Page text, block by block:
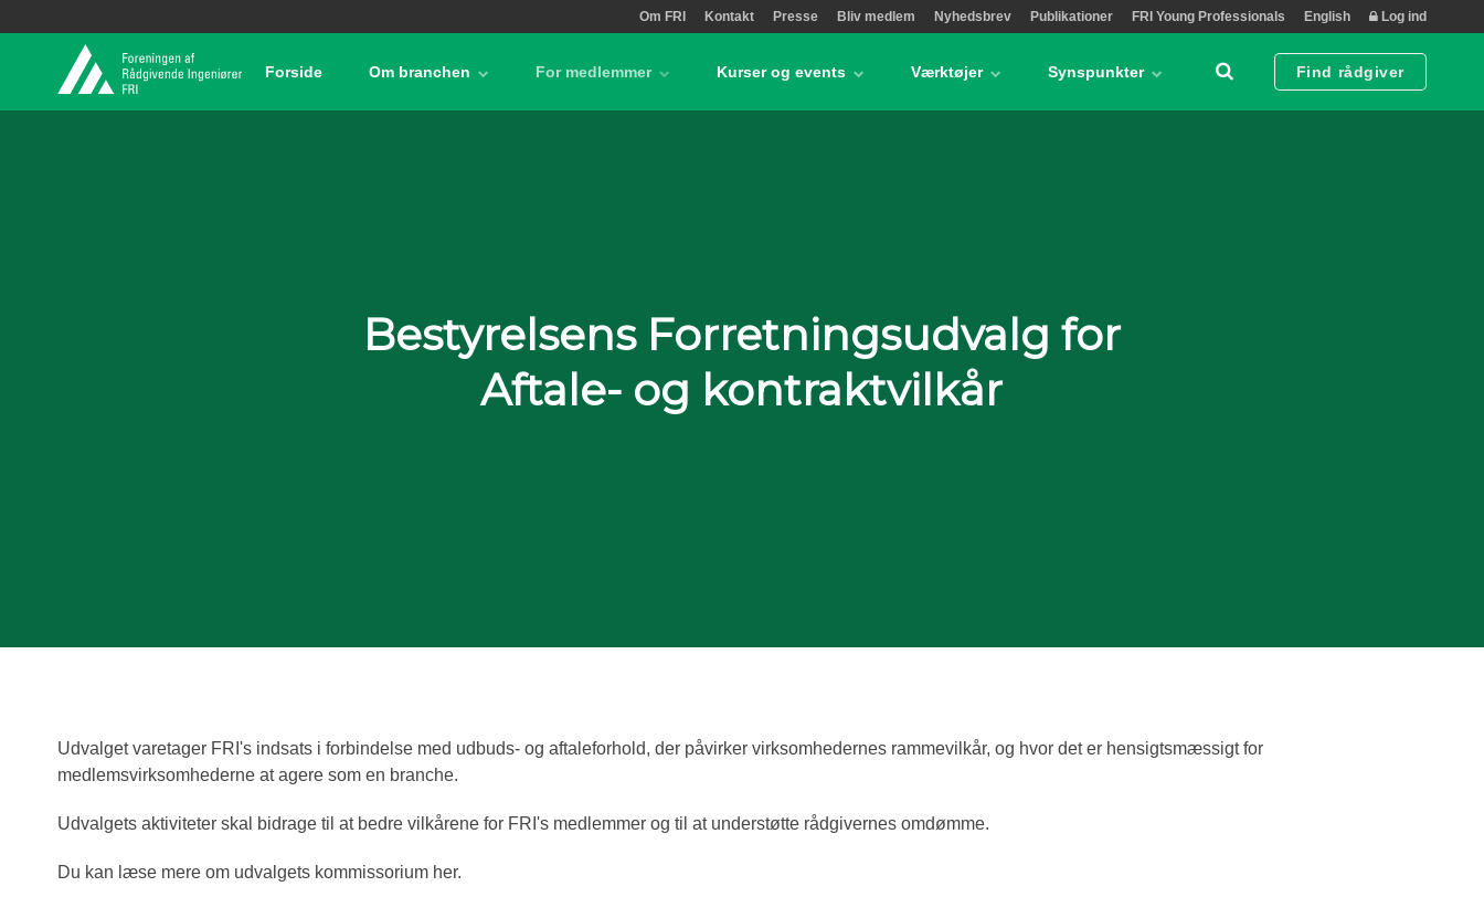
Om FRI Kontakt Presse Bliv medlem Nyhedsbrev Publikationer FRI Young Professionals English Log ind
Forside Om branchen For medlemmer Kurser og events Værktøjer Synspunkter Find rådgiver
Bestyrelsens Forretningsudvalg for
Aftale- og kontraktvilkår
Udvalget varetager FRI's indsats i forbindelse med udbuds- og aftaleforhold, der påvirker virksomhedernes rammevilkår, og hvor det er hensigtsmæssigt for
medlemsvirksomhederne at agere som en branche.
Udvalgets aktiviteter skal bidrage til at bedre vilkårene for FRI's medlemmer og til at understøtte rådgivernes omdømme.
Du kan læse mere om udvalgets kommissorium her.